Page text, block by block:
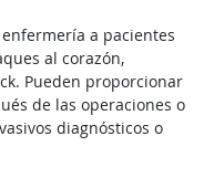
a pacientes
al corazón,
Pueden proporcionar
de las operaciones o
diagnósticos o